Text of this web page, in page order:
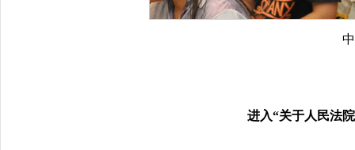
进入“关于人民法